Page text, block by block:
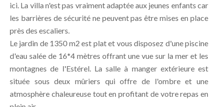
ici. La villa n'est pas vraiment adaptée aux jeunes enfants car
les barrières de sécurité ne peuvent pas être mises en place
près des escaliers.
Le jardin de 1350 m2 est plat et vous disposez d'une piscine
d'eau salée de 16*4 mètres offrant une vue sur la mer et les
montagnes de l'Estérel. La salle à manger extérieure est
située sous deux mûriers qui offre de l'ombre et une
atmosphère chaleureuse tout en profitant de votre repas en